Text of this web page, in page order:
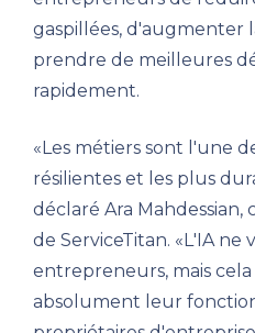
gaspillées, d'augmenter
prendre de meilleures
rapidement.
«Les métiers sont l'une
résilientes et les plus
déclaré Ara Mahdessian,
de ServiceTitan. «L'IA ne
entrepreneurs, mais
absolument leur